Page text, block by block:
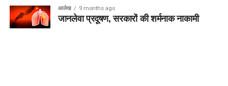
आलेख 9 months ago
जानलेवा प्रदूषण, सरकारों की शर्मनाक नाकामी